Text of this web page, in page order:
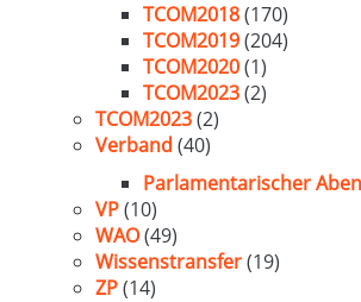
TCOM2018(170)
TCOM2019(204)
TCOM2020(1)
TCOM2023(2)
TCOM2023(2)
Verband (40)
Parlamentarischer
VP(10)
WAO(49)
Wissenstransfer(19)
ZP(14)